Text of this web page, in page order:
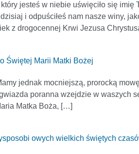
jesteś w niebie uświęciło się
dzisiaj i odpuściłeś nam nasze winy,
z drogocennej Krwi Jezusa
Świętej Marii Matki Bożej
jednak mocniejszą, prorocką
poranna wzejdzie w waszych
Matka Boża, […]
owych wielkich świętych